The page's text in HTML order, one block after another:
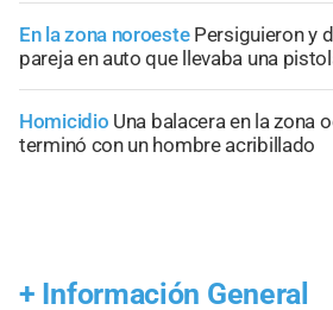
En la zona noroeste Persiguieron y
pareja en auto que llevaba una
Homicidio Una balacera en la zona
terminó con un hombre acribillado
+ Información General